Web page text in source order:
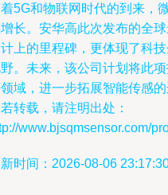
5G和物联网时代的到来，
长。安华高此次发布的全
上的里程碑，更体现了科
。未来，该公司计划将此
域，进一步拓展智能传感的
转载，请注明出处：
www.bjsqmsensor.com/
时间：2026-08-06